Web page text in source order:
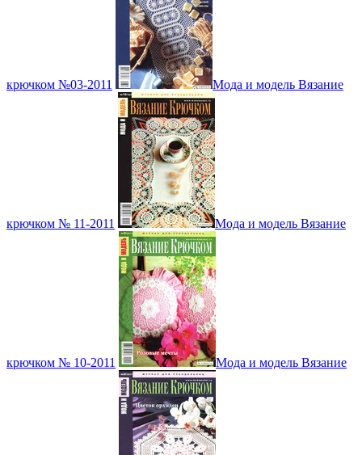
крючком №03-2011 Мода и модель Вязание
крючком № 11-2011 Мода и модель Вязание
крючком № 10-2011 Мода и модель Вязание